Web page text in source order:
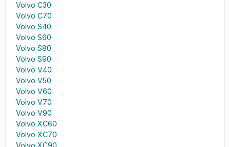
Volvo C30
Volvo C70
Volvo S40
Volvo S60
Volvo S80
Volvo S90
Volvo V40
Volvo V50
Volvo V60
Volvo V70
Volvo V90
Volvo XC60
Volvo XC70